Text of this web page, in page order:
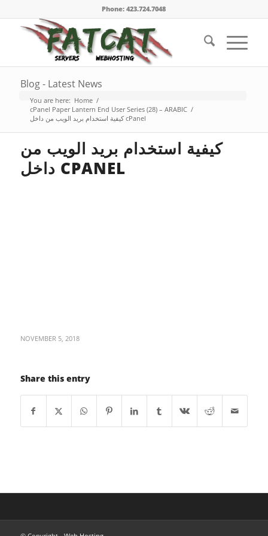
Phone: 423.724.7048
Blog - Latest News
You are here: Home /
cPanel Paper Lantern End User Series (28) – ARABIC /
كيفية استخدام بريد الويب من داخل cPanel
كيفية استخدام بريد الويب من
داخل CPANEL
NOVEMBER 5, 2018
Share this entry